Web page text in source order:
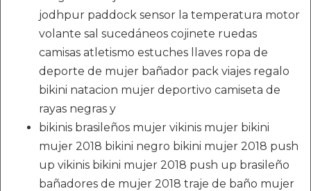
jodhpur paddock sensor la temperatura motor
volante sal sucedáneos cojinete ruedas
camisas atletismo estuches llaves ropa de
deporte de mujer bañador pack viajes regalo
bikini natacion mujer deportivo camiseta de
rayas negras y
bikinis brasileños mujer vikinis mujer bikini
mujer 2018 bikini negro bikini mujer 2018 push
up vikinis bikini mujer 2018 push up brasileño
bañadores de mujer 2018 traje de baño mujer